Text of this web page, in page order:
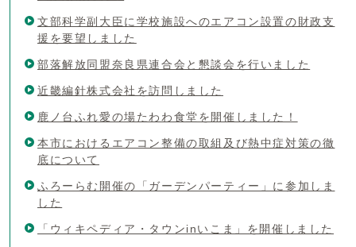
文部科学副大臣に学校施設へのエアコン設置の財政支
援を要望しました
部落解放同盟奈良県連合会と懇談会を行いました
近畿編針株式会社を訪問しました
鹿ノ台ふれ愛の場たわわ食堂を開催しました！
本市におけるエアコン整備の取組及び熱中症対策の徹
底について
ふろーらむ開催の「ガーデンパーティー」に参加しま
した
「ウィキペディア・タウンinいこま」を開催しました